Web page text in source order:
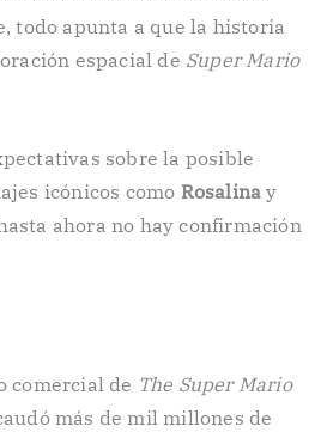
todo apunta a que la historia
espacial de Super Mario
sobre la posible
icónicos como Rosalina y
ahora no hay confirmación
comercial de The Super Mario
más de mil millones de